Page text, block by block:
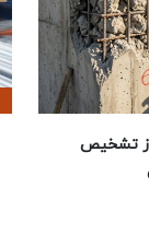
تشخیص